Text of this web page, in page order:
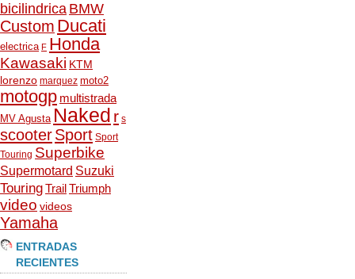
bicilindrica BMW
Custom Ducati
electrica F Honda
Kawasaki KTM
lorenzo marquez moto2
motogp multistrada
MV Agusta Naked r s
scooterSport Sport
Touring Superbike
Supermotard Suzuki
TouringTrailTriumph
video videos
Yamaha
ENTRADAS
RECIENTES